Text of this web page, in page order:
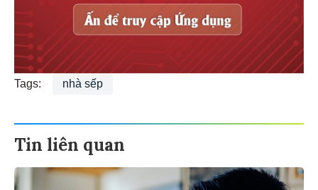
Tags: nhà sếp
Tin liên quan